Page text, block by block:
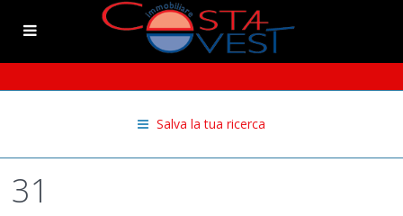
Salva la tua ricerca
31